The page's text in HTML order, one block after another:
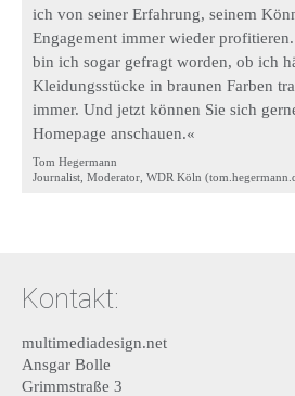
ich von seiner Erfahrung, seinem
Engagement immer wieder
bin ich sogar gefragt worden, ob ich
Kleidungsstücke in braunen Farben
immer. Und jetzt können Sie sich
Homepage anschauen.«
Tom Hegermann
Journalist, Moderator, WDR Köln
Kontakt:
multimediadesign.net
Ansgar Bolle
Grimmstraße 3